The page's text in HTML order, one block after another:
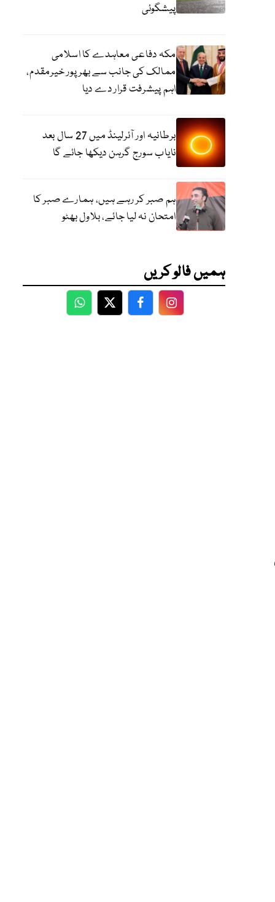
پیشگوئی
مکہ دفاعی معاہدے کا اسلامی
ممالک کی جانب سے بھرپور خیرمقدم،
اہم پیشرفت قرار دے دیا
برطانیہ اور آئرلینڈ میں 27 سال بعد
نایاب سورج گرہن دیکھا جائے گا
ہم صبر کر رہے ہیں، ہمارے صبر کا
امتحان نہ لیا جائے، بلاول بھٹو
ہمیں فالو کریں
WhatsApp
TwitterFacebookFacebook